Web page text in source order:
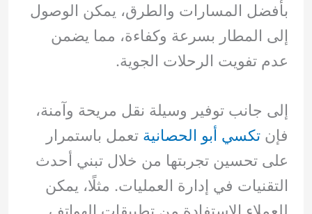
بأفضل المسارات والطرق، يمكن الوصول
إلى المطار بسرعة وكفاءة، مما يضمن
عدم تفويت الرحلات الجوية.
إلى جانب توفير وسيلة نقل مريحة وآمنة،
فإن تكسي أبو الحصانية تعمل باستمرار
على تحسين تجربتها من خلال تبني أحدث
التقنيات في إدارة العمليات. مثلًا، يمكن
للعملاء الاستفادة من تطبيقات الهواتف